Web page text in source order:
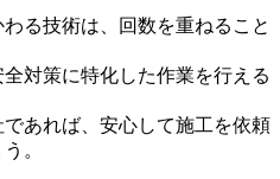
る技術は、回数を重ねること
対策に特化した作業を行える
あれば、安心して施工を依頼
。